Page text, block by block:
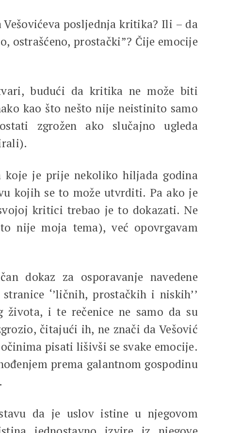
posljednja kritika? Ili – da
ostrašćeno, prostački”? Čije emocije
budući da kritika ne može biti
kao što nešto nije neistinito samo
zgrožen ako slučajno ugleda
je prije nekoliko hiljada godina
kojih se to može utvrditi. Pa ako je
kritici trebao je to dokazati. Ne
nije moja tema), već opovrgavam
dokaz za osporavanje navedene
‘’ličnih, prostačkih i niskih’’
i te rečenice ne samo da su
čitajući ih, ne znači da Vešović
pisati lišivši se svake emocije.
prema galantnom gospodinu
da je uslov istine u njegovom